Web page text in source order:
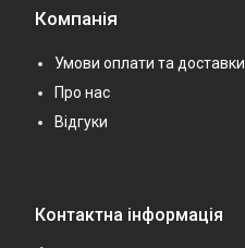
Компанія
Умови оплати та доставки
Про нас
Відгуки